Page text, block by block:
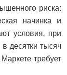
риска:
начинка и
условия, при
десятки тысяч
требует